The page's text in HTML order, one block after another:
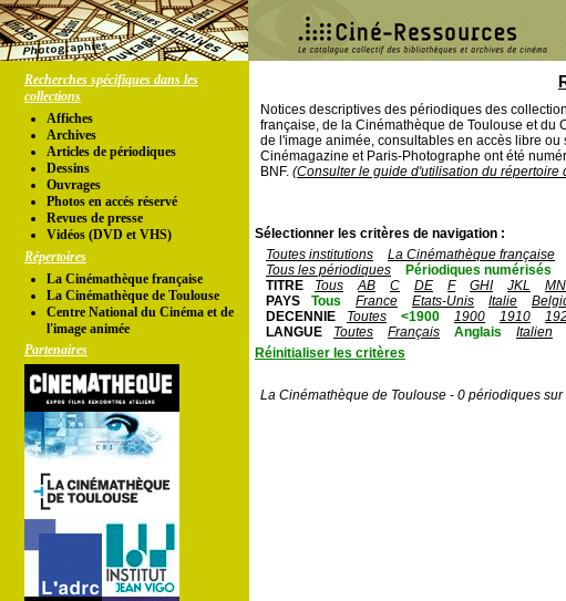
Recherches spécifiques dans les
collections
Affiches
Archives
Articles de périodiques
Dessins
Ouvrages
Photos en accés réservé
Revues de presse
Vidéos (DVD et VHS)
Répertoires
La Cinémathèque française
La Cinémathèque de Toulouse
Centre National du Cinéma et de
l'image animée
Partenaires
Notices descriptives des périodiques des
française, de la Cinémathèque de Toulouse et du
de l'image animée, consultables en accès libre ou
Cinémagazine et Paris-Photographe ont été
BNF. (Consulter le guide d'utilisation du répertoire
Sélectionner les critères de navigation :
Toutes institutions
La Cinémathèque française
Tous les périodiques
Périodiques numérisés
TITRE
Tous AB C DE F GHI JKL
PAYS
Tous France Etats-Unis Italie
DECENNIE
Toutes <1900 1900 1910
LANGUE
Toutes Français Anglais Italien
Réinitialiser les critères
La Cinémathèque de Toulouse - 0 périodiques sur